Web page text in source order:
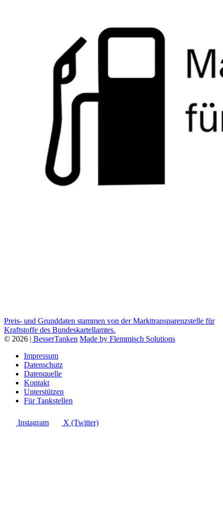
Preis- und Grunddaten stammen von der Markttransparenzstelle für
Kraftstoffe des Bundeskartellamtes.
© 2026 | BesserTanken Made by Flemmisch Solutions
Impressum
Datenschutz
Datenquelle
Kontakt
Unterstützen
Für Tankstellen
Instagram X (Twitter)